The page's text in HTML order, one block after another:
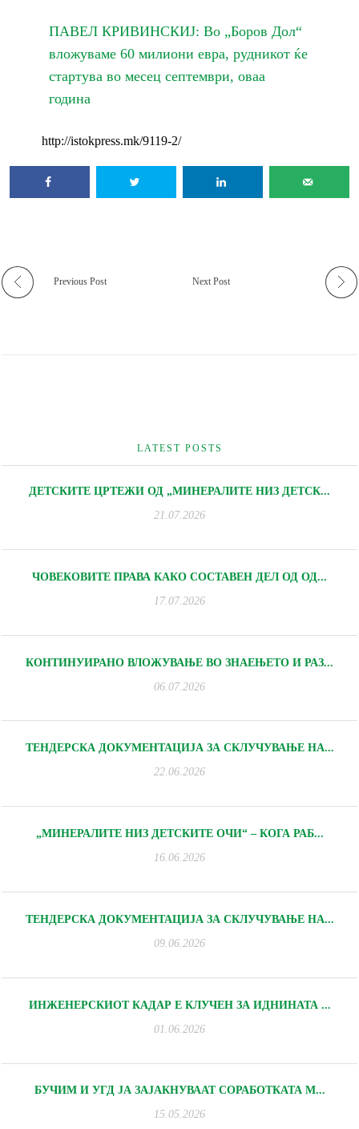
ПАВЕЛ КРИВИНСКИЈ: Во „Боров Дол“
вложуваме 60 милиони евра, рудникот ќе
стартува во месец септември, оваа
година
http://istokpress.mk/9119-2/
Previous Post Next Post
LATEST POSTS
ДЕТСКИТЕ ЦРТЕЖИ ОД „МИНЕРАЛИТЕ НИЗ ДЕТСК...
21.07.2026
ЧОВЕКОВИТЕ ПРАВА КАКО СОСТАВЕН ДЕЛ ОД ОД...
17.07.2026
КОНТИНУИРАНО ВЛОЖУВАЊЕ ВО ЗНАЕЊЕТО И РАЗ...
06.07.2026
ТЕНДЕРСКА ДОКУМЕНТАЦИЈА ЗА СКЛУЧУВАЊЕ НА...
22.06.2026
„МИНЕРАЛИТЕ НИЗ ДЕТСКИТЕ ОЧИ“ – КОГА РАБ...
16.06.2026
ТЕНДЕРСКА ДОКУМЕНТАЦИЈА ЗА СКЛУЧУВАЊЕ НА...
09.06.2026
ИНЖЕНЕРСКИОТ КАДАР Е КЛУЧЕН ЗА ИДНИНАТА ...
01.06.2026
БУЧИМ И УГД ЈА ЗАЈАКНУВААТ СОРАБОТКАТА М...
15.05.2026